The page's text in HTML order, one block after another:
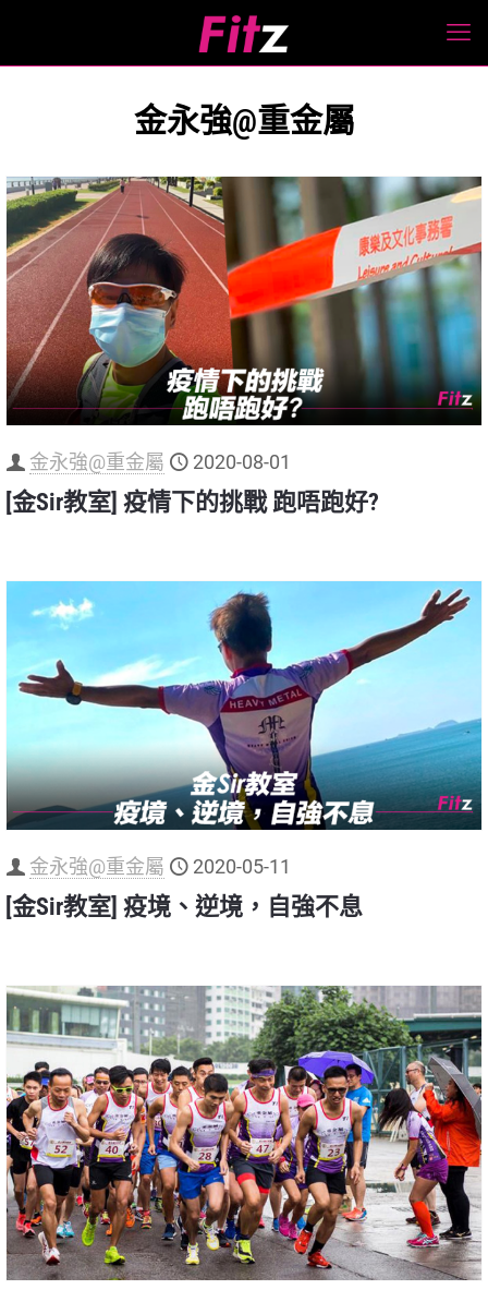
金永強@重金屬
金永強@重金屬 2020-08-01
[金Sir教室] 疫情下的挑戰 跑唔跑好?
金永強@重金屬 2020-05-11
[金Sir教室] 疫境、逆境，自強不息